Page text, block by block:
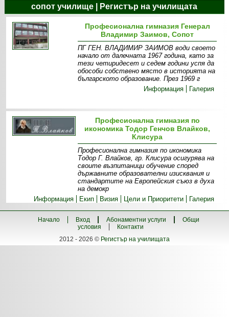
сопот училище | Регистър на училищата
Професионална гимназия Генерал
Владимир Заимов, Сопот
ПГ ГЕН. ВЛАДИМИР ЗАИМОВ води своето
начало от далечната 1967 година, като за
тези четиридесет и седем години успя да
обособи собствено място в историята на
българското образование. През 1969 г
Информация
Галерия
Професионална гимназия по
икономика Тодор Генчов Влайков,
Клисура
Професионална гимназия по икономика
Тодор Г. Влайков, гр. Клисура осигурява на
своите възпитаници обучение според
държавните образователни изисквания и
стандартите на Европейския съюз в духа
на демокр
Информация
Екип Визия Цели и Приоритети Галерия
Начало Вход Абонаментни услуги
Общи
условия
Контакти
2012 - 2026 © Регистър на училищата